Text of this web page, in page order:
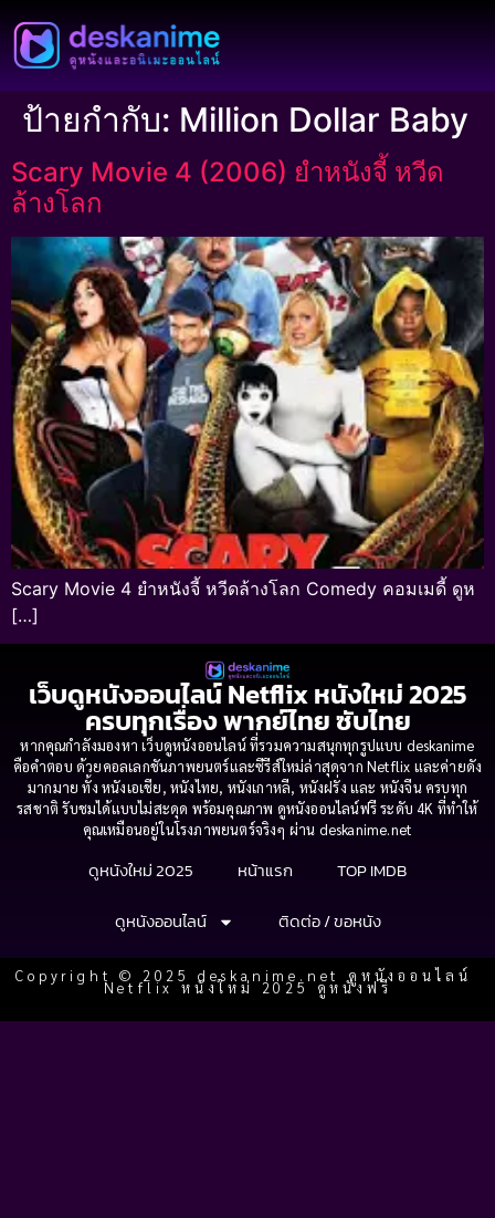
ป้ายกำกับ: Million Dollar Baby
Scary Movie 4 (2006) ยำหนังจี้ หวีด
ล้างโลก
Scary Movie 4 ยำหนังจี้ หวีดล้างโลก Comedy คอมเมดี้ ดูห
[…]
เว็บดูหนังออนไลน์ Netflix หนังใหม่ 2025
ครบทุกเรื่อง พากย์ไทย ซับไทย
หากคุณกำลังมองหา เว็บดูหนังออนไลน์ ที่รวมความสนุกทุกรูปแบบ deskanime
คือคำตอบ ด้วยคอลเลกชันภาพยนตร์และซีรีส์ใหม่ล่าสุดจาก Netflix และค่ายดัง
มากมาย ทั้ง หนังเอเชีย, หนังไทย, หนังเกาหลี, หนังฝรั่ง และ หนังจีน ครบทุก
รสชาติ รับชมได้แบบไม่สะดุด พร้อมคุณภาพ ดูหนังออนไลน์ฟรี ระดับ 4K ที่ทำให้
คุณเหมือนอยู่ในโรงภาพยนตร์จริงๆ ผ่าน deskanime.net
ดูหนังใหม่ 2025 หน้าแรก
TOP IMDB
ดูหนังออนไลน์
ติดต่อ / ขอหนัง
Copyright © 2025 deskanime.net ดูหนังออนไลน์
Netflix หนังใหม่ 2025 ดูหนังฟรี